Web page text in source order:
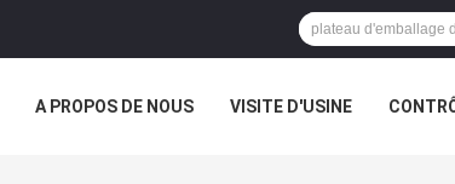
A PROPOS DE NOUS VISITE D'USINE